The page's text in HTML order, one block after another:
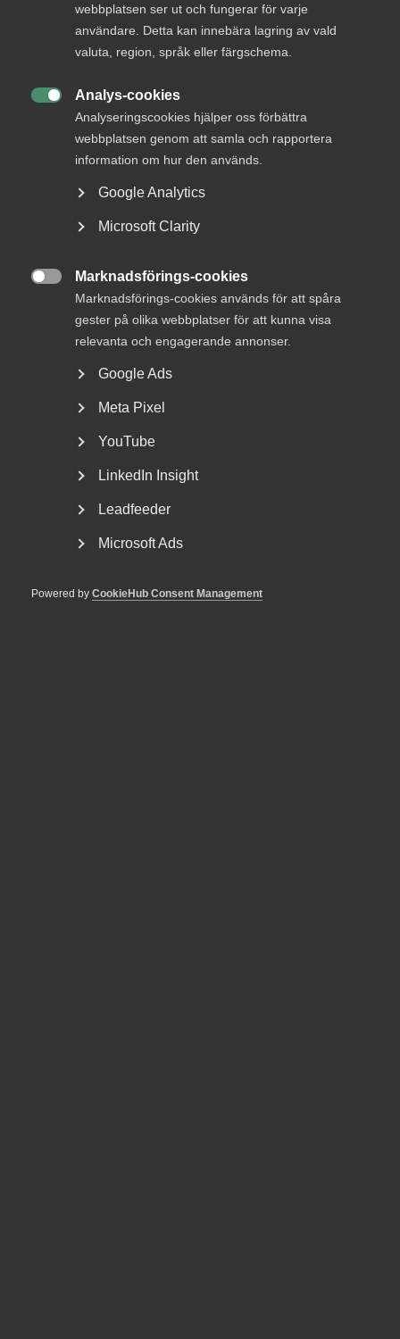
webbplatsen ser ut och fungerar för varje
användare. Detta kan innebära lagring av vald
valuta, region, språk eller färgschema.
Analys-cookies
Analyseringscookies hjälper oss förbättra
webbplatsen genom att samla och rapportera
information om hur den används.
Google Analytics
Microsoft Clarity
Marknadsförings-cookies
Marknadsförings-cookies används för att spåra
gester på olika webbplatser för att kunna visa
relevanta och engagerande annonser.
Google Ads
Meta Pixel
YouTube
LinkedIn Insight
Leadfeeder
Microsoft Ads
Powered by CookieHub Consent Management